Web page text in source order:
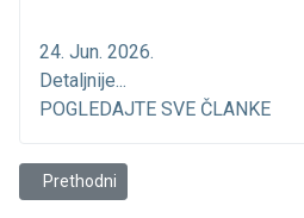
24. Jun. 2026.
Detaljnije...
POGLEDAJTE SVE ČLANKE
Prethodni članak: Oprez - Fugu riba
Prethodni